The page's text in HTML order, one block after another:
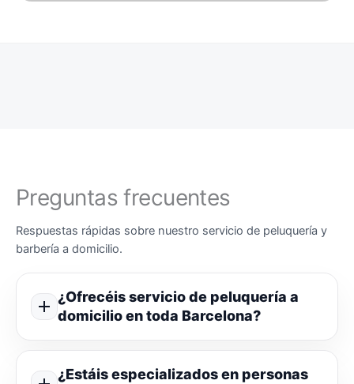
Preguntas frecuentes
Respuestas rápidas sobre nuestro servicio de peluquería y
barbería a domicilio.
¿Ofrecéis servicio de peluquería a
domicilio en toda Barcelona?
¿Estáis especializados en personas